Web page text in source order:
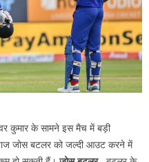
कुमार के सामने इस मैच में बड़ी
जोस बटलर को जल्दी आउट करने में